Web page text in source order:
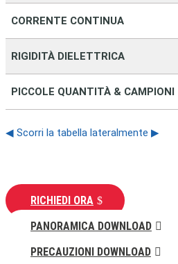
CORRENTE CONTINUA
RIGIDITÀ DIELETTRICA
PICCOLE QUANTITÀ & CAMPIONI
◀ Scorri la tabella lateralmente ▶
RICHIEDI ORA
PANORAMICA DOWNLOAD
PRECAUZIONI DOWNLOAD